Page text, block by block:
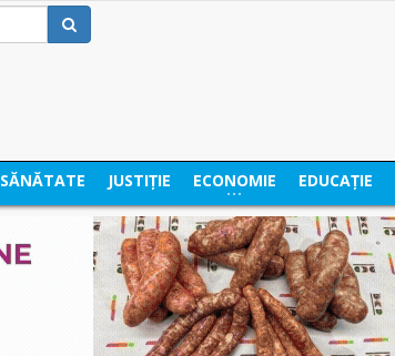
SĂNĂTATE JUSTIȚIE ECONOMIE EDUCAȚIE